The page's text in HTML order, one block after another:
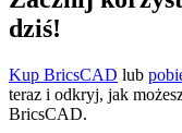
dziś!
Kup BricsCAD lub
teraz i odkryj, jak
BricsCAD.